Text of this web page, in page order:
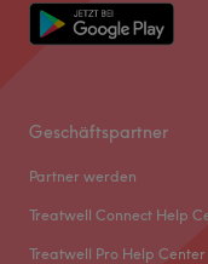
Was unsere
Geschäftspartner
Partner werden
Treatwell Connect Help
Treatwell Pro Help Center